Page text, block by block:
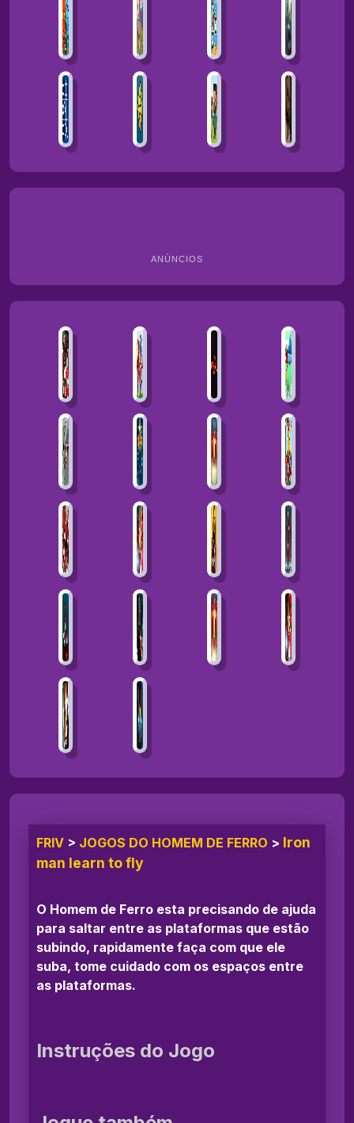
ANÚNCIOS
FRIV > JOGOS DO HOMEM DE FERRO > Iron
man learn to fly
O Homem de Ferro esta precisando de ajuda
para saltar entre as plataformas que estão
subindo, rapidamente faça com que ele
suba, tome cuidado com os espaços entre
as plataformas.
Instruções do Jogo